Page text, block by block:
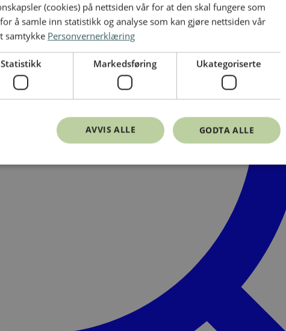
NORWEGIAN
ENGLISH
(cookies) på nettsiden vår for at den skal fungere som
å samle inn statistikk og analyse som kan gjøre nettsiden vår
samtykke Personvernerklæring
Statistikk Markedsføring Ukategoriserte
GODTA ALLE
AVVIS ALLE